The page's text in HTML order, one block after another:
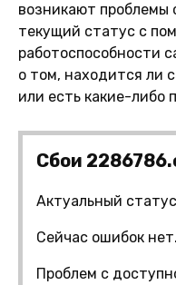
возникают проблемы
текущий статус с
работоспособности
о том, находится ли
или есть какие-либо
Сбои
Актуальный
Сейчас ошибок нет.
Проблем с